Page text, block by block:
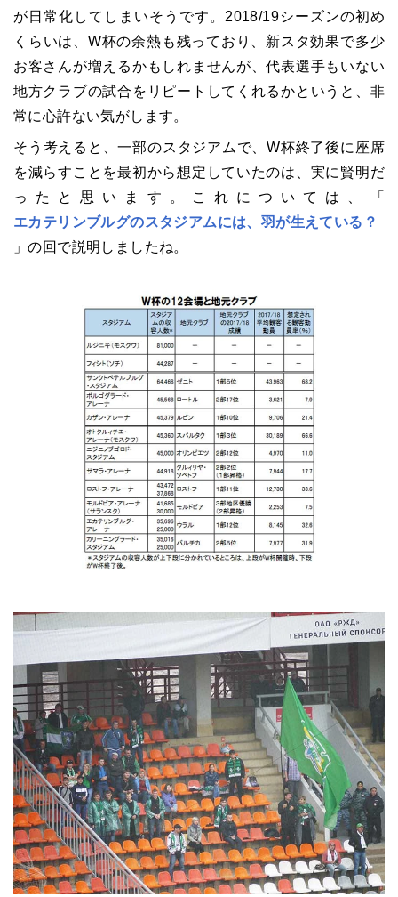
が日常化してしまいそうです。 2018/19シーズンの初め
くらいは、 W杯の余熱も残っており、新スタ効果で多少
お客さんが増えるかもしれませんが、代表選手もいない
地方クラブの試合をリピートしてくれるかというと、非
常に心許ない気がします。
そう考えると、一部のスタジアムで、W杯終了後に座席
を減らすことを最初から想定していたのは、実に賢明だ
ったと思います。これについては、「
エカテリンブルグのスタジアムには、羽が生えている？
」の回で説明しましたね。